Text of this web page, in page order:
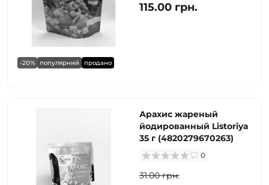
-20% популярний продано
115.00 грн.
Арахис жареный
йодированный Listoriya
35 г (4820279670263)
0
31.00 грн.